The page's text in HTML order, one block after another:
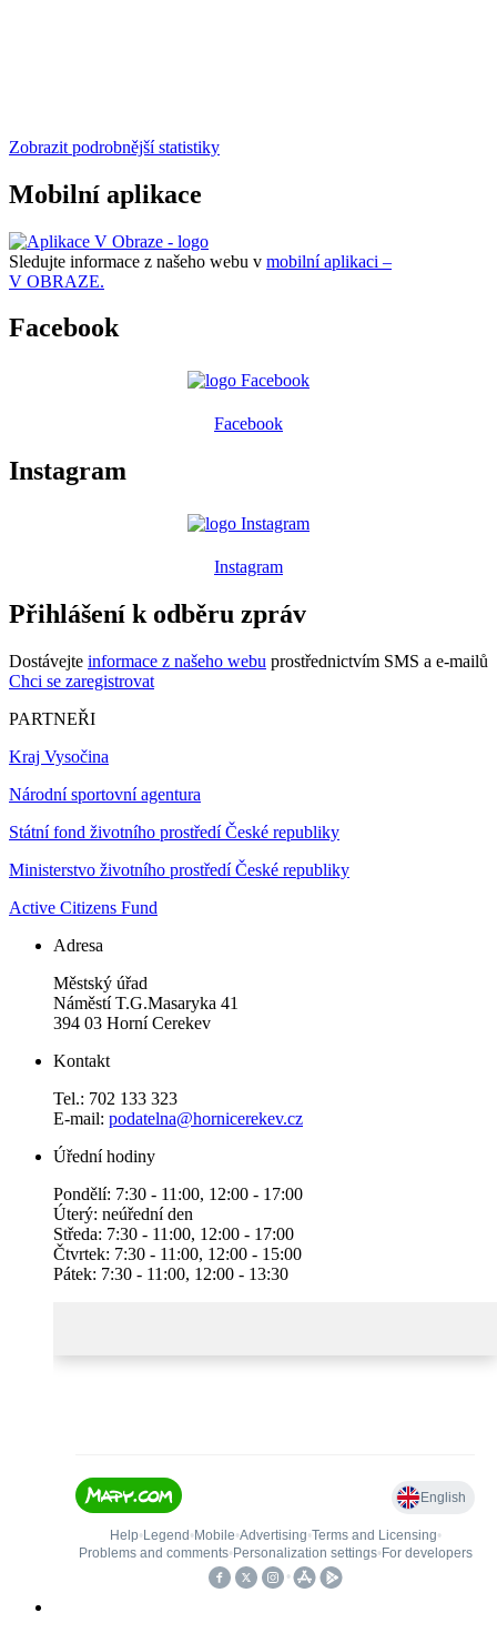
Zobrazit podrobnější statistiky
Mobilní aplikace
Sledujte informace z našeho webu v mobilní aplikaci –
V OBRAZE.
Facebook
Facebook
Instagram
Instagram
Přihlášení k odběru zpráv
Dostávejte informace z našeho webu prostřednictvím SMS a e-mailů
Chci se zaregistrovat
PARTNEŘI
Kraj Vysočina
Národní sportovní agentura
Státní fond životního prostředí České republiky
Ministerstvo životního prostředí České republiky
Active Citizens Fund
Adresa
Městský úřad
Náměstí T.G.Masaryka 41
394 03 Horní Cerekev
Kontakt
Tel.: 702 133 323
E-mail: podatelna@hornicerekev.cz
Úřední hodiny
Pondělí: 7:30 - 11:00, 12:00 - 17:00
Úterý: neúřední den
Středa: 7:30 - 11:00, 12:00 - 17:00
Čtvrtek: 7:30 - 11:00, 12:00 - 15:00
Pátek: 7:30 - 11:00, 12:00 - 13:30